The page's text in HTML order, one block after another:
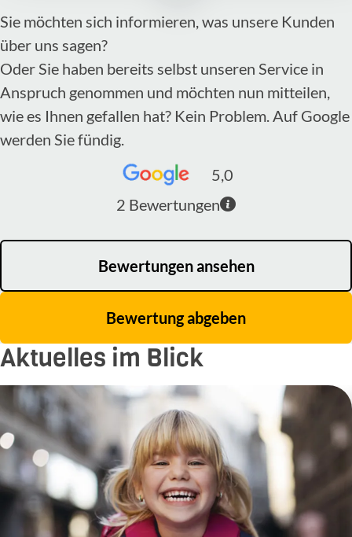
Sie möchten sich informieren, was unsere Kunden
über uns sagen?
Oder Sie haben bereits selbst unseren Service in
Anspruch genommen und möchten nun mitteilen,
wie es Ihnen gefallen hat? Kein Problem. Auf Google
werden Sie fündig.
5,0
2 Bewertungen
Bewertungen ansehen
Bewertung abgeben
Aktuelles im Blick